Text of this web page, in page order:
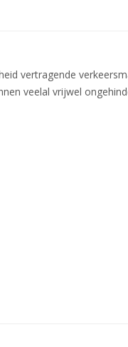
vertragende
veelal vrijwel